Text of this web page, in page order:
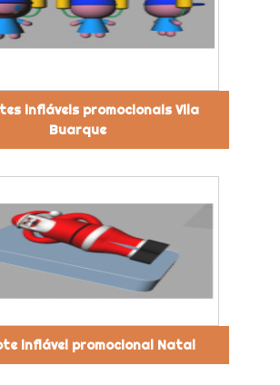
infláveis promocionais Vila
Buarque
inflável promocional Natal